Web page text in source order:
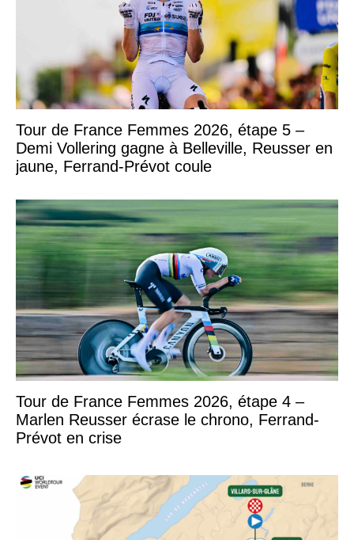
Tour de France Femmes 2026, étape 5 –
Demi Vollering gagne à Belleville, Reusser en
jaune, Ferrand-Prévot coule
Tour de France Femmes 2026, étape 4 –
Marlen Reusser écrase le chrono, Ferrand-
Prévot en crise